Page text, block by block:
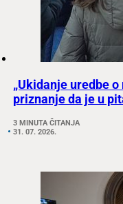
„Ukidanje uredbe
priznanje da je u
3 MINUTA ČITANJA
31. 07. 2026.